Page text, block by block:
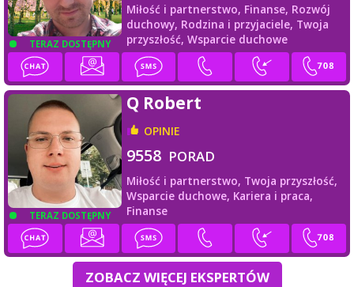
TERAZ DOSTĘPNY
Miłość i partnerstwo, Finanse, Rozwój
duchowy, Rodzina i przyjaciele, Twoja
przyszłość, Wsparcie duchowe
TERAZ DOSTĘPNY
Q Robert
OPINIE
9558 PORAD
Miłość i partnerstwo, Twoja przyszłość,
Wsparcie duchowe, Kariera i praca,
Finanse
ZOBACZ WIĘCEJ EKSPERTÓW